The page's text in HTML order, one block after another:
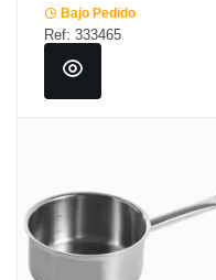
Bajo Pedido
Ref: 333465